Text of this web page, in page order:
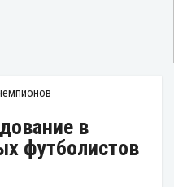
в
футболистов